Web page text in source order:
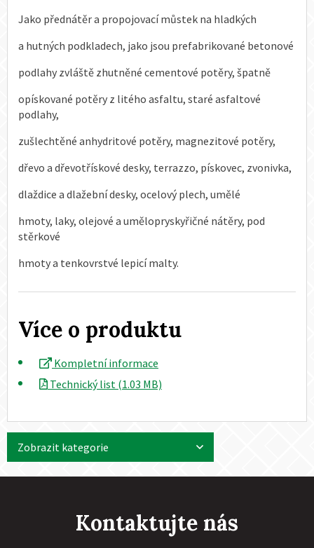
Jako přednátěr a propojovací můstek na hladkých
a hutných podkladech, jako jsou prefabrikované betonové
podlahy zvláště zhutněné cementové potěry, špatně
opískované potěry z litého asfaltu, staré asfaltové
podlahy,
zušlechtěné anhydritové potěry, magnezitové potěry,
dřevo a dřevotřískové desky, terrazzo, pískovec, zvonivka,
dlaždice a dlažební desky, ocelový plech, umělé
hmoty, laky, olejové a umělopryskyřičné nátěry, pod
stěrkové
hmoty a tenkovrstvé lepicí malty.
Více o produktu
Kompletní informace
Technický list (1.03 MB)
Zobrazit kategorie
Kontaktujte nás